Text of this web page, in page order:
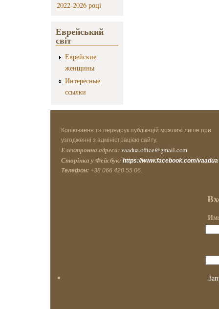
2022-2026 році
Еврейський
світ
Еврейские
женщины
Интересные
ссылки
Копіювання та передрук публікацій можливі лише при
узгодженні з адміністрацією сайту.
Електронна адреса: vaadua.office@gmail.com
Сторінка у Фейсбук: https://www.facebook.com/vaadua
Телефон: +38 066 420 55 06.